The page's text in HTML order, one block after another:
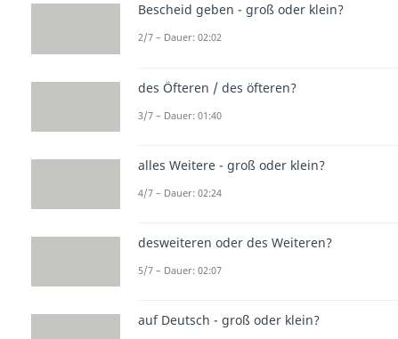
Bescheid geben - groß oder klein?
2/7 – Dauer: 02:02
des Öfteren / des öfteren?
3/7 – Dauer: 01:40
alles Weitere - groß oder klein?
4/7 – Dauer: 02:24
desweiteren oder des Weiteren?
5/7 – Dauer: 02:07
auf Deutsch - groß oder klein?